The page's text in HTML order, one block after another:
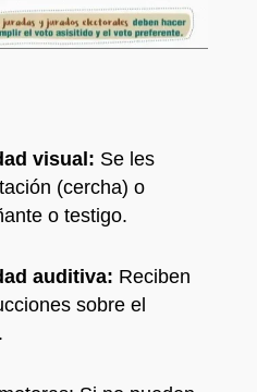
visual: Se les
(cercha) o
o testigo.
auditiva: Reciben
sobre el